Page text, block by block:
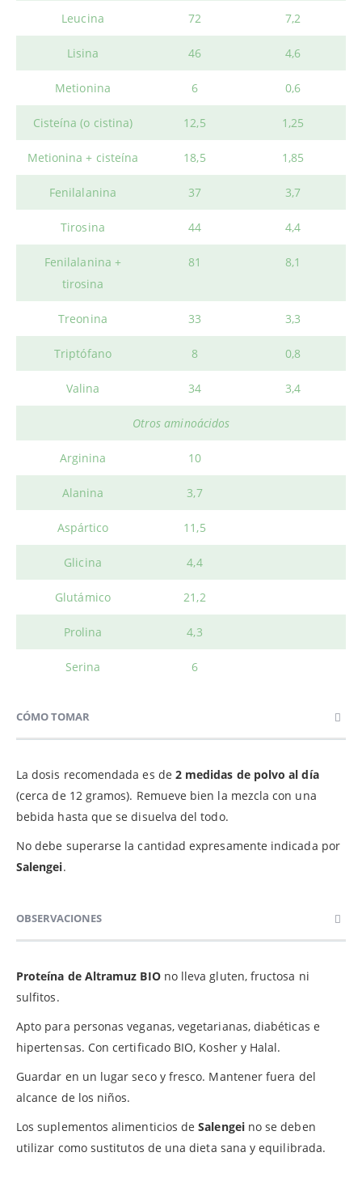
Leucina 72 7,2
Lisina 46 4,6
Metionina 6 0,6
Cisteína (o cistina) 12,5 1,25
Metionina + cisteína 18,5 1,85
Fenilalanina 37 3,7
Tirosina 44 4,4
Fenilalanina +
tirosina
81 8,1
Treonina 33 3,3
Triptófano 8 0,8
Valina 34 3,4
Otros aminoácidos
Arginina 10
Alanina 3,7
Aspártico 11,5
Glicina 4,4
Glutámico 21,2
Prolina 4,3
Serina 6
CÓMO TOMAR
La dosis recomendada es de 2 medidas de polvo al día
(cerca de 12 gramos). Remueve bien la mezcla con una
bebida hasta que se disuelva del todo.
No debe superarse la cantidad expresamente indicada por
Salengei.
OBSERVACIONES
Proteína de Altramuz BIOno lleva gluten, fructosa ni
sulfitos.
Apto para personas veganas, vegetarianas, diabéticas e
hipertensas. Con certificado BIO, Kosher y Halal.
Guardar en un lugar seco y fresco. Mantener fuera del
alcance de los niños.
Los suplementos alimenticios deSalengeino se deben
utilizar como sustitutos de una dieta sana y equilibrada.